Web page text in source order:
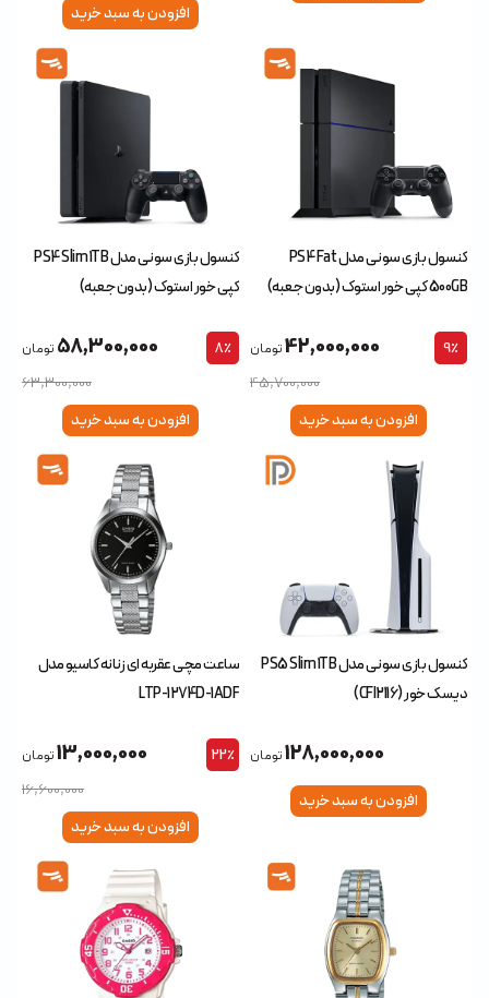
افزودن به سبد خرید
کنسول بازی سونی مدل PS4 Fat
500GB کپی خور استوک (بدون جعبه)
42,000,000تومان 9٪
45,700,000
افزودن به سبد خرید
کنسول بازی سونی مدل PS4 Slim 1TB
کپی خور استوک (بدون جعبه)
58,300,000 تومان 8٪
63,300,000
افزودن به سبد خرید
کنسول بازی سونی مدل PS5 Slim 1TB
دیسک خور (CFI2116)
128,000,000تومان
افزودن به سبد خرید
ساعت مچی عقربه ای زنانه کاسیو مدل
LTP-1274D-1ADF
13,000,000تومان 22٪
16,600,000
افزودن به سبد خرید